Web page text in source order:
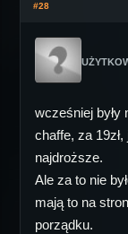
#28
wcześniej były
chaffe, za
najdroższe.
Ale za to nie
mają to na
porządku.